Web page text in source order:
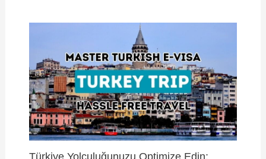
Türkiye Yolculuğunuzu Optimize Edin: